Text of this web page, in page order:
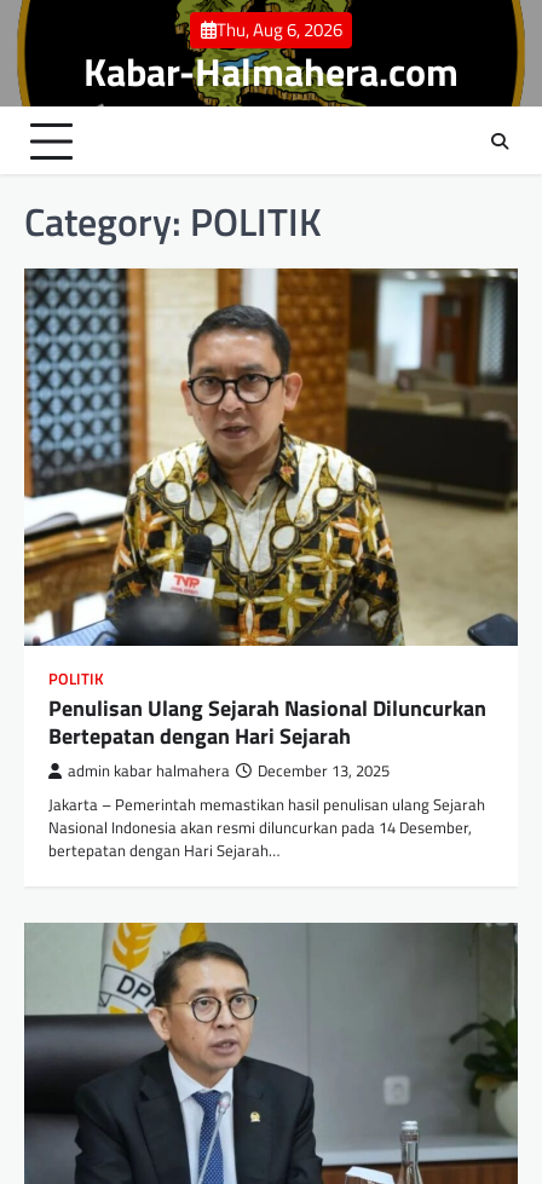
Skip
content
Thu, Aug 6, 2026
Kabar-Halmahera.com
Category: POLITIK
POLITIK
Penulisan Ulang Sejarah Nasional Diluncurkan
Bertepatan dengan Hari Sejarah
admin kabar halmahera December 13, 2025
Jakarta – Pemerintah memastikan hasil penulisan ulang Sejarah
Nasional Indonesia akan resmi diluncurkan pada 14 Desember,
bertepatan dengan Hari Sejarah…